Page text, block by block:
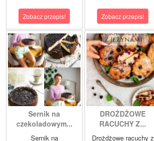
Zobacz przepis! Zobacz przepis!
Sernik na
czekoladowym...
Sernik na
DROŻDŻOWE
RACUCHY Z...
Drożdżowe racuchy z